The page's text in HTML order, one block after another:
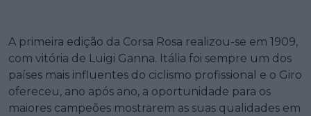
A primeira edição da Corsa Rosa realizou-se em 1909,
com vitória de Luigi Ganna. Itália foi sempre um dos
países mais influentes do ciclismo profissional e o Giro
ofereceu, ano após ano, a oportunidade para os
maiores campeões mostrarem as suas qualidades em